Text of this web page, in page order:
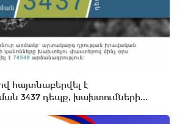
հայտնաբերվել է
3437 դեպք, խախտումների...